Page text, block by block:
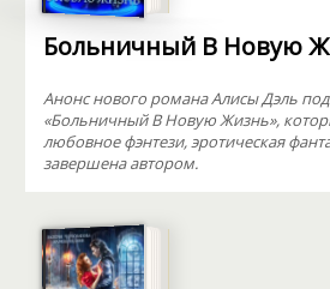
Больничный В Новую
Анонс нового романа Алисы Дэль
«Больничный В Новую Жизнь»,
любовное фэнтези, эротическая
завершена автором.